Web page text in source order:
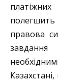
правова